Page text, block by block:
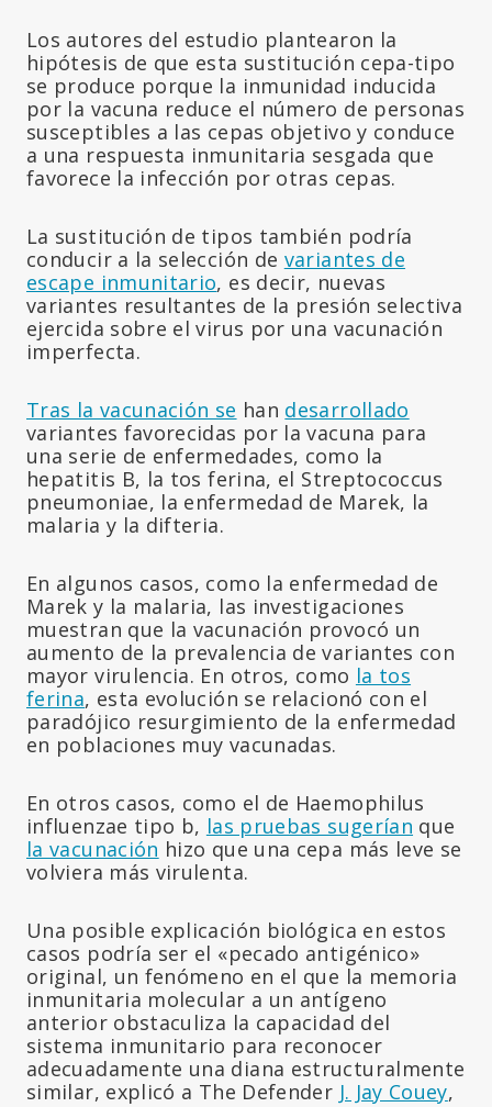
Los autores del estudio plantearon la
hipótesis de que esta sustitución cepa-tipo
se produce porque la inmunidad inducida
por la vacuna reduce el número de personas
susceptibles a las cepas objetivo y conduce
a una respuesta inmunitaria sesgada que
favorece la infección por otras cepas.
La sustitución de tipos también podría
conducir a la selección de variantes de
escape inmunitario, es decir, nuevas
variantes resultantes de la presión selectiva
ejercida sobre el virus por una vacunación
imperfecta.
Tras la vacunación se han desarrollado
variantes favorecidas por la vacuna para
una serie de enfermedades, como la
hepatitis B, la tos ferina, el Streptococcus
pneumoniae, la enfermedad de Marek, la
malaria y la difteria.
En algunos casos, como la enfermedad de
Marek y la malaria, las investigaciones
muestran que la vacunación provocó un
aumento de la prevalencia de variantes con
mayor virulencia. En otros, como la tos
ferina, esta evolución se relacionó con el
paradójico resurgimiento de la enfermedad
en poblaciones muy vacunadas.
En otros casos, como el de Haemophilus
influenzae tipo b, las pruebas sugerían que
la vacunación hizo que una cepa más leve se
volviera más virulenta.
Una posible explicación biológica en estos
casos podría ser el «pecado antigénico»
original, un fenómeno en el que la memoria
inmunitaria molecular a un antígeno
anterior obstaculiza la capacidad del
sistema inmunitario para reconocer
adecuadamente una diana estructuralmente
similar, explicó a The Defender J. Jay Couey,